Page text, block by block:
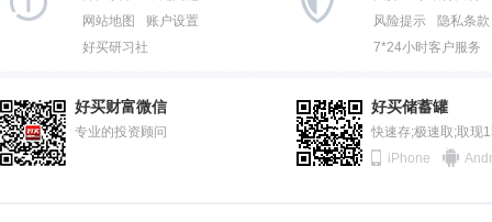
网站地图
账户设置
好买研习社
风险提示
隐私条款
7*24小时客户服务
好买财富微信
专业的投资顾问
好买储蓄罐
快速存;极速取;取现
iPhone